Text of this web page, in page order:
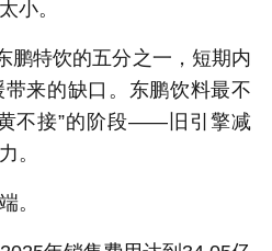
小。
鹏特饮的五分之一，短期内
来的缺口。东鹏饮料最不
不接”的阶段——旧引擎减
。
。